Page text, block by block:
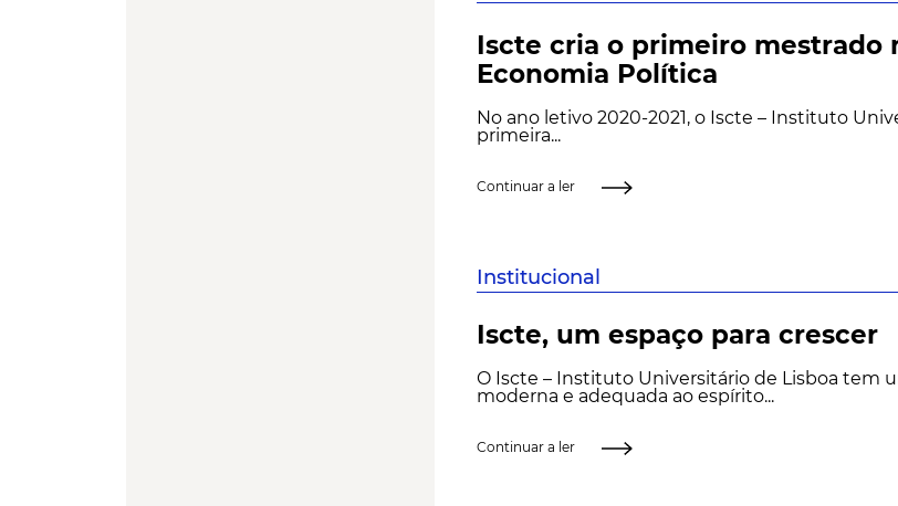
Iscte cria o primeiro mestrado
Economia Política
No ano letivo 2020-2021, o Iscte – Instituto
primeira...
Continuar a ler
Institucional
Iscte, um espaço para crescer
O Iscte – Instituto Universitário de Lisboa tem
moderna e adequada ao espírito...
Continuar a ler